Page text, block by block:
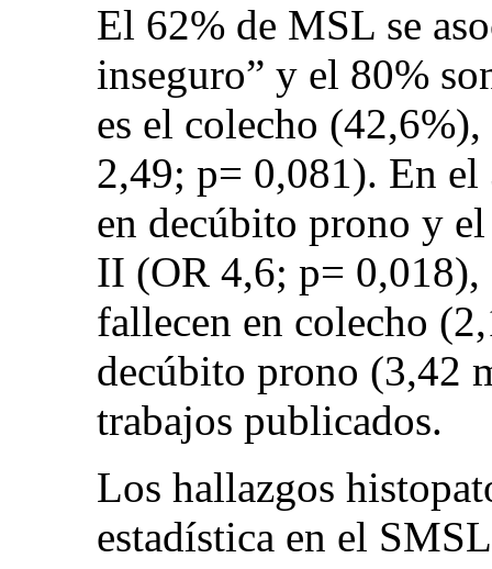
El 62% de MSL se
inseguro” y el 80%
es el colecho
2,49; p= 0,081). En el
en decúbito prono y
II (OR 4,6; p= 0,018),
fallecen en colecho
decúbito prono (3,42
trabajos publicados.
Los hallazgos
estadística en el